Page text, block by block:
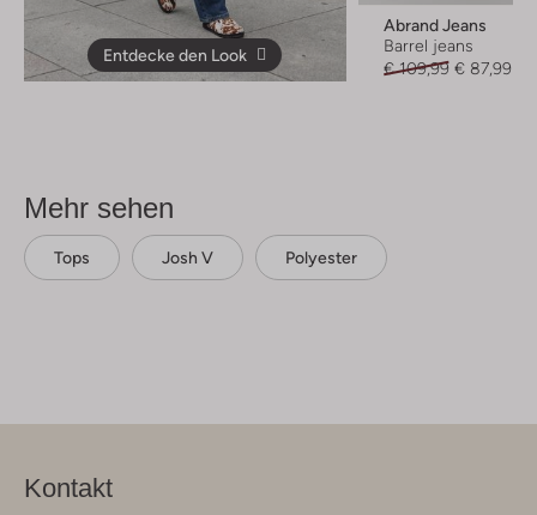
Entdecke den Look
Abrand Jeans
Barrel jeans
€ 109,99 € 87,99
Mehr sehen
Tops Josh V Polyester
Kontakt